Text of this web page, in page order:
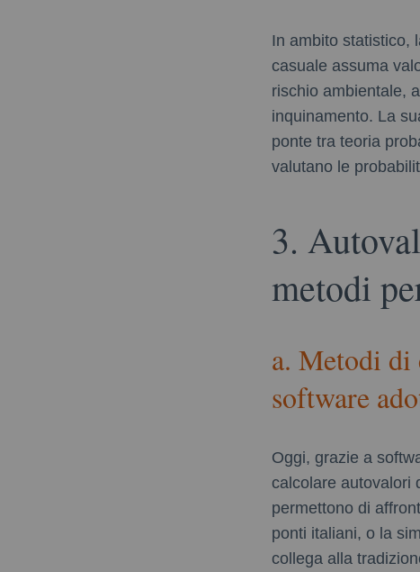
In ambito statistico,
casuale assuma
rischio ambientale,
inquinamento. La
ponte tra teoria
valutano le
3.
metodi
a. Metodi
software
Oggi, grazie a
calcolare autovalori
permettono di
ponti italiani, o la
collega alla